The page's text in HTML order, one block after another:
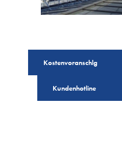
Kostenvoranschlg
Kundenhotline